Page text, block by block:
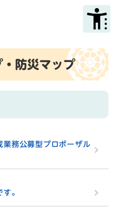
ばして本文へ
防災マップ
業務公募型プロポーザル
。